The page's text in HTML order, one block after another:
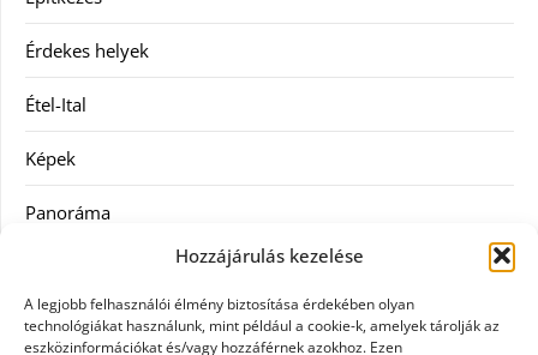
Hozzájárulás kezelése
A legjobb felhasználói élmény biztosítása érdekében olyan
technológiákat használunk, mint például a cookie-k, amelyek tárolják az
eszközinformációkat és/vagy hozzáférnek azokhoz. Ezen
Érdekes helyek
Étel-Ital
Képek
Panoráma
Szolgáltatás